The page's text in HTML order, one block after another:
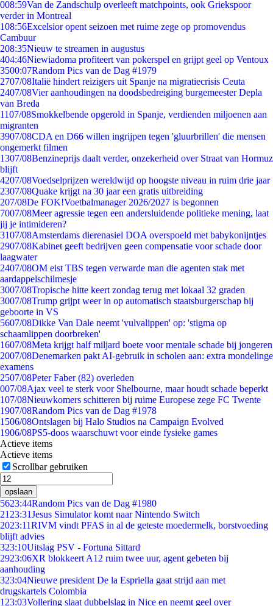
008:59Van de Zandschulp overleeft matchpoints, ook Griekspoor
verder in Montreal
108:56Excelsior opent seizoen met ruime zege op promovendus
Cambuur
208:35Nieuw te streamen in augustus
404:46Niewiadoma profiteert van pokerspel en grijpt geel op Ventoux
3500:07Random Pics van de Dag #1979
2707/08Italië hindert reizigers uit Spanje na migratiecrisis Ceuta
2407/08Vier aanhoudingen na doodsbedreiging burgemeester Depla
van Breda
1107/08Smokkelbende opgerold in Spanje, verdienden miljoenen aan
migranten
3907/08CDA en D66 willen ingrijpen tegen 'gluurbrillen' die mensen
ongemerkt filmen
1307/08Benzineprijs daalt verder, onzekerheid over Straat van Hormuz
blijft
4207/08Voedselprijzen wereldwijd op hoogste niveau in ruim drie jaar
2307/08Quake krijgt na 30 jaar een gratis uitbreiding
207/08De FOK!Voetbalmanager 2026/2027 is begonnen
7007/08Meer agressie tegen een andersluidende politieke mening, laat
jij je intimideren?
3107/08Amsterdams dierenasiel DOA overspoeld met babykonijntjes
2907/08Kabinet geeft bedrijven geen compensatie voor schade door
laagwater
2407/08OM eist TBS tegen verwarde man die agenten stak met
aardappelschilmesje
3007/08Tropische hitte keert zondag terug met lokaal 32 graden
3007/08Trump grijpt weer in op automatisch staatsburgerschap bij
geboorte in VS
5607/08Dikke Van Dale neemt 'vulvalippen' op: 'stigma op
schaamlippen doorbreken'
1607/08Meta krijgt half miljard boete voor mentale schade bij jongeren
2007/08Denemarken pakt AI-gebruik in scholen aan: extra mondelinge
examens
2507/08Peter Faber (82) overleden
007/08Ajax veel te sterk voor Shelbourne, maar houdt schade beperkt
107/08Nieuwkomers schitteren bij ruime Europese zege FC Twente
1907/08Random Pics van de Dag #1978
1506/08Ontslagen bij Halo Studios na Campaign Evolved
1906/08PS5-doos waarschuwt voor einde fysieke games
Actieve items
Actieve items
Scrollbar gebruiken
opslaan
5623:44Random Pics van de Dag #1980
21 23:31Jesus Simulator komt naar Nintendo Switch
2023:11RIVM vindt PFAS in al de geteste moedermelk, borstvoeding
blijft advies
323:10Uitslag PSV - Fortuna Sittard
2923:06XR blokkeert A12 ruim twee uur, agent gebeten bij
aanhouding
323:04Nieuwe president De la Espriella gaat strijd aan met
drugskartels Colombia
1 23:03Vollering slaat dubbelslag in Nice en neemt geel over